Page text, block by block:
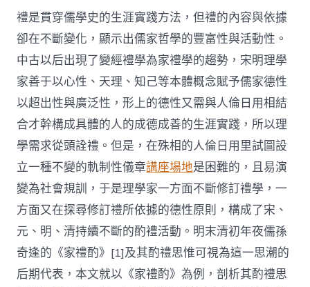
禮是貫穿儒學史的生涯實踐方法，但禮的內容與依據
卻在不斷變化，顯示出儒家哲學的豐富性與活動性。
中古以后出現了變經禮學為家禮學的趨勢，宋明理學
家善于以心性、天理、知己等本體概念賦予儒家德性
以超出性與廣泛性，形上的德性又需與人倫日用相結
合才幹構成具體的人的成德成善的生涯實踐，所以理
學需求從頭詮禮。但是，在殊相的人倫日用里試圖設
立一種不變的軌制性儀章講座場地是困難的，且易演
變為社會規訓，于是理學家一方面不斷修訂禮學，一
方面又在探尋修訂禮所依據的德性原則，構成了宋、
元、明、清持續不斷的酌禮活動。明末清初年夜儒孫
奇逢的《家禮酌》[1]及其酌禮思惟可視為這一思潮的
后期代表，本文就以《家禮酌》為例，剖析其酌禮思